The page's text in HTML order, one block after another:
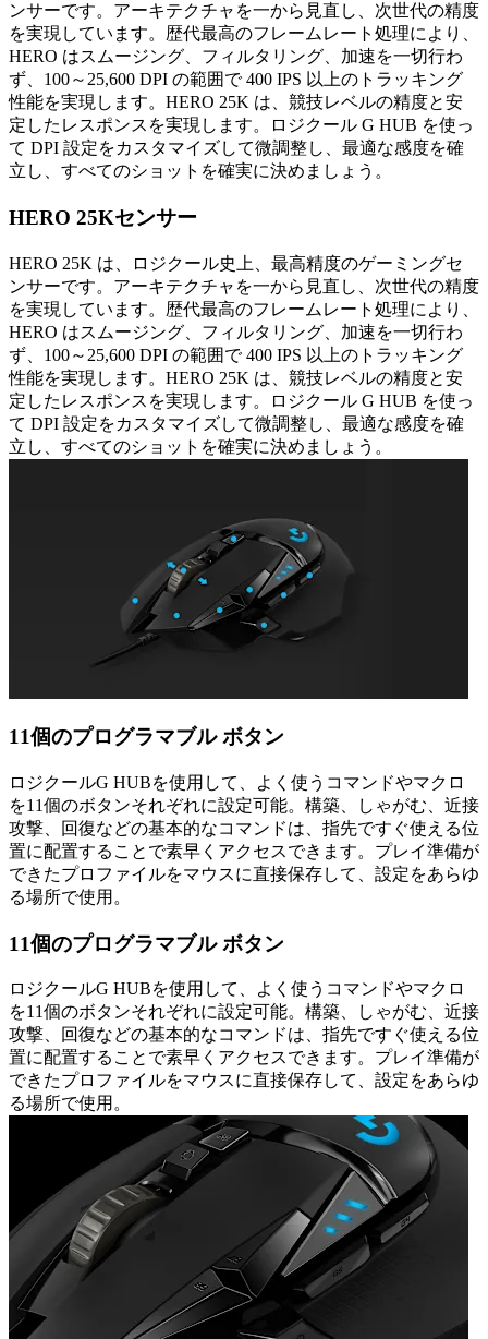
ンサーです。アーキテクチャを一から見直し、次世代の精度
を実現しています。歴代最高のフレームレート処理により、
HERO はスムージング、フィルタリング、加速を一切行わ
ず、100～25,600 DPI の範囲で 400 IPS 以上のトラッキング
性能を実現します。HERO 25K は、競技レベルの精度と安
定したレスポンスを実現します。ロジクール G HUB を使っ
て DPI 設定をカスタマイズして微調整し、最適な感度を確
立し、すべてのショットを確実に決めましょう。
HERO 25Kセンサー
HERO 25K は、ロジクール史上、最高精度のゲーミングセ
ンサーです。アーキテクチャを一から見直し、次世代の精度
を実現しています。歴代最高のフレームレート処理により、
HERO はスムージング、フィルタリング、加速を一切行わ
ず、100～25,600 DPI の範囲で 400 IPS 以上のトラッキング
性能を実現します。HERO 25K は、競技レベルの精度と安
定したレスポンスを実現します。ロジクール G HUB を使っ
て DPI 設定をカスタマイズして微調整し、最適な感度を確
立し、すべてのショットを確実に決めましょう。
11個のプログラマブル ボタン
ロジクールG HUBを使用して、よく使うコマンドやマクロ
を11個のボタンそれぞれに設定可能。構築、しゃがむ、近接
攻撃、回復などの基本的なコマンドは、指先ですぐ使える位
置に配置することで素早くアクセスできます。プレイ準備が
できたプロファイルをマウスに直接保存して、設定をあらゆ
る場所で使用。
11個のプログラマブル ボタン
ロジクールG HUBを使用して、よく使うコマンドやマクロ
を11個のボタンそれぞれに設定可能。構築、しゃがむ、近接
攻撃、回復などの基本的なコマンドは、指先ですぐ使える位
置に配置することで素早くアクセスできます。プレイ準備が
できたプロファイルをマウスに直接保存して、設定をあらゆ
る場所で使用。